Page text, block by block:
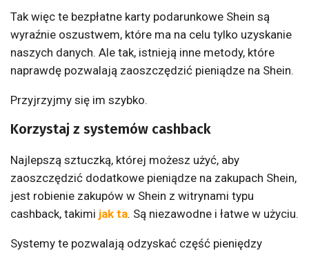
Tak więc te bezpłatne karty podarunkowe Shein są
wyraźnie oszustwem, które ma na celu tylko uzyskanie
naszych danych. Ale tak, istnieją inne metody, które
naprawdę pozwalają zaoszczędzić pieniądze na Shein.
Przyjrzyjmy się im szybko.
Korzystaj z systemów cashback
Najlepszą sztuczką, której możesz użyć, aby
zaoszczędzić dodatkowe pieniądze na zakupach Shein,
jest robienie zakupów w Shein z witrynami typu
cashback, takimi jak ta. Są niezawodne i łatwe w użyciu.
Systemy te pozwalają odzyskać część pieniędzy